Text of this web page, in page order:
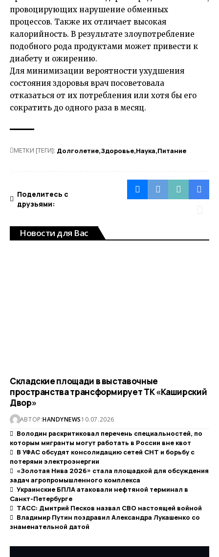
провоцирующих нарушение обменных
процессов. Также их отличает высокая
калорийность. В результате злоупотребление
подобного рода продуктами может привести к
диабету и ожирению.
Для минимизации вероятности ухудшения
состояния здоровья врач посоветовала
отказаться от их потребления или хотя бы его
сократить до одного раза в месяц.
МЕТКИ [ТЕГИ]: Долголетие Здоровье Наука Питание
Поделитесь с
друзьями:
Новости для Вас
Складские площади в выставочные
пространства трансформирует ТК «Каширский
Двор»
АВТОР:HANDYNEWS10.07.2026
Володин раскритиковал перечень специальностей, по
которым мигранты могут работать в России вне квот
В УФАС обсудят консолидацию сетей СНТ и борьбу с
потерями электроэнергии
«Золотая Нива 2026» стала площадкой для обсуждения
задач агропромышленного комплекса
Украинские БПЛА атаковали нефтяной терминал в
Санкт-Петербурге
ТАСС: Дмитрий Песков назвал СВО настоящей войной
Владимир Путин поздравил Александра Лукашенко со
знаменательной датой